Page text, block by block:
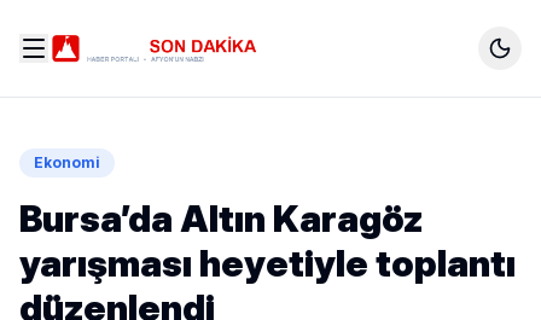
Ekonomi
Bursa’da Altın Karagöz
yarışması heyetiyle toplantı
düzenlendi